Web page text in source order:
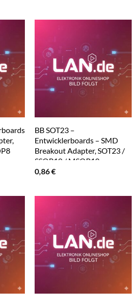
BB SOT23 –
Entwicklerboards – SMD
Breakout Adapter, SOT23 /
SSOP10 / MSOP10
0,86€